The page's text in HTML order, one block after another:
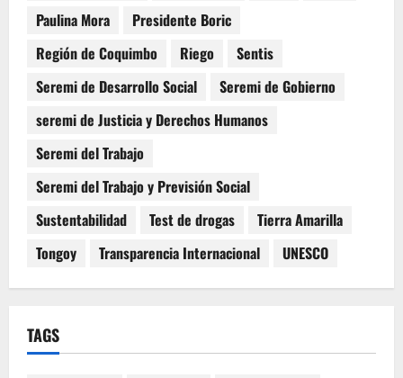
Paulina Mora
Presidente Boric
Región de Coquimbo
Riego
Sentis
Seremi de Desarrollo Social
Seremi de Gobierno
seremi de Justicia y Derechos Humanos
Seremi del Trabajo
Seremi del Trabajo y Previsión Social
Sustentabilidad
Test de drogas
Tierra Amarilla
Tongoy
Transparencia Internacional UNESCO
TAGS